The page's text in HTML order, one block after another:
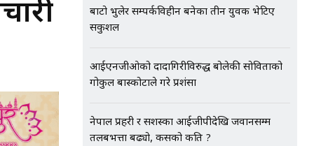
बाटो भुलेर सम्पर्कविहीन बनेका तीन युवक भेटिए
सकुशल
आईएनजीओको दादागिरीविरुद्ध बोलेकी सोविताको
गोकुल बास्कोटाले गरे प्रशंसा
नेपाल प्रहरी र सशस्त्रका आईजीपीदेखि जवानसम्म
तलबभत्ता बढ्यो, कसको कति ?